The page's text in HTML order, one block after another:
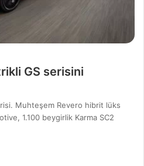
GS serisini
Muhteşem Revero hibrit lüks
1.100 beygirlik Karma SC2